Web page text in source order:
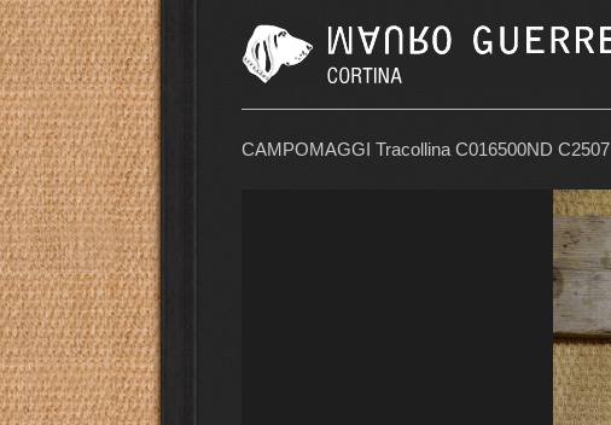
CAMPOMAGGI Tracollina C016500ND C2507